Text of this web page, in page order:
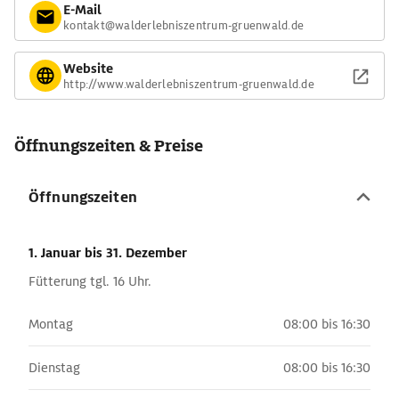
E-Mail
kontakt@walderlebniszentrum-gruenwald.de
Website
http://www.walderlebniszentrum-gruenwald.de
Öffnungszeiten & Preise
Öffnungszeiten
1. Januar bis 31. Dezember
Fütterung tgl. 16 Uhr.
Montag 08:00 bis 16:30
Dienstag 08:00 bis 16:30